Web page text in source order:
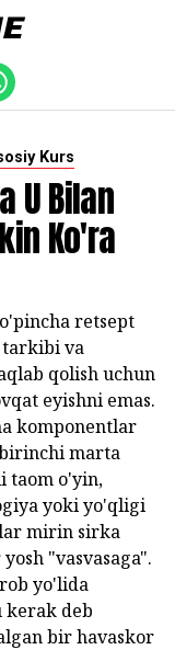
Kurs
U Bilan
Ko'ra
retsept
tarkibi va
qolish uchun
eyishni emas.
komponentlar
marta
taom o'yin,
yoki yo'qligi
mirin sirka
"vasvasaga".
yo'lida
deb
bir havaskor